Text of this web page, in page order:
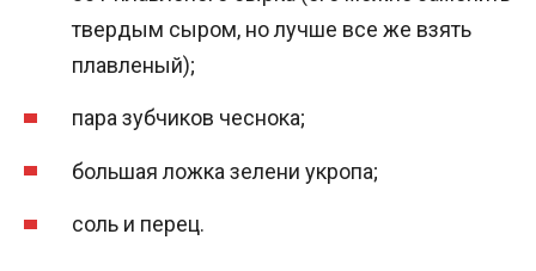
твердым сыром, но лучше все же взять
плавленый);
пара зубчиков чеснока;
большая ложка зелени укропа;
соль и перец.